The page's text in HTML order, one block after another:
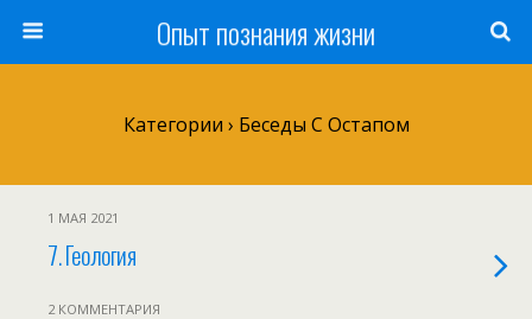
Опыт познания жизни
Категории › Беседы С Остапом
1 МАЯ 2021
7. Геология
2 КОММЕНТАРИЯ